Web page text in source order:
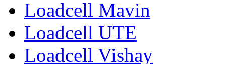
Loadcell Mavin
Loadcell UTE
Loadcell Vishay